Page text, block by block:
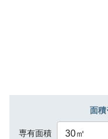
面
専有面積 30㎡